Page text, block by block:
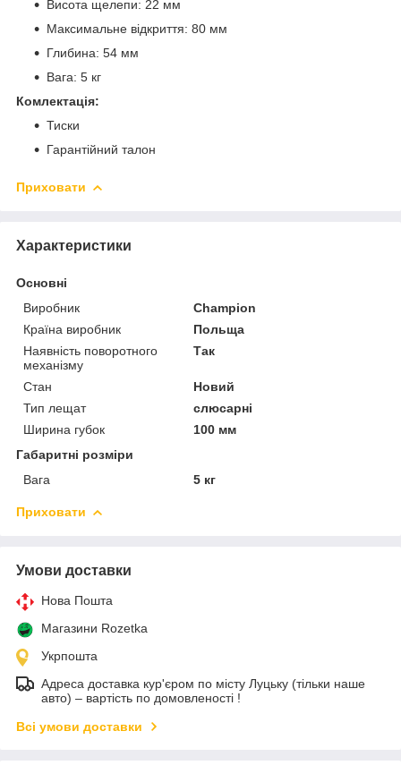
Висота щелепи: 22 мм
Максимальне відкриття: 80 мм
Глибина: 54 мм
Вага: 5 кг
Комлектація:
Тиски
Гарантійний талон
Приховати
Характеристики
Основні
Виробник
Champion
Країна виробник
Польща
Наявність поворотного
механізму
Так
Стан
Новий
Тип лещат
слюсарні
Ширина губок
100 мм
Габаритні розміри
Вага
5 кг
Приховати
Умови доставки
Нова Пошта
Магазини Rozetka
Укрпошта
Адреса доставка кур'єром по місту Луцьку (тільки наше
авто) – вартість по домовленості !
Всі умови доставки